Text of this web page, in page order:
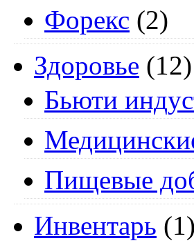
Форекс (2)
Здоровье (12)
Бьюти
Пищевые
Инвентарь (1)